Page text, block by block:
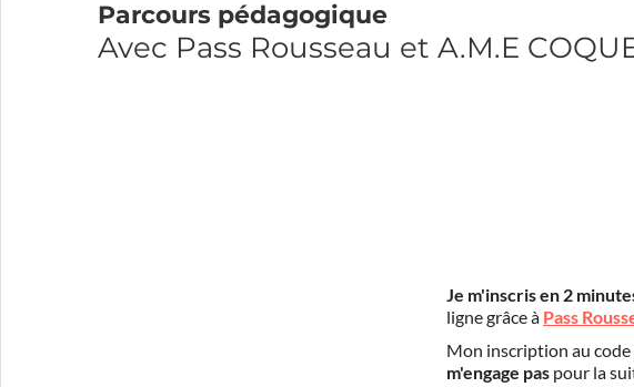
Parcours pédagogique
Avec Pass Rousseau et A.M.E
Je m'inscris en 2
ligne grâce à Pass
Mon inscription au
m'engage pas pour la